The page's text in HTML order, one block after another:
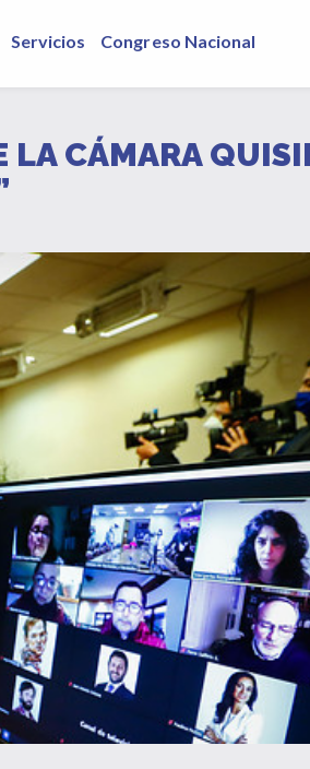
Servicios Congreso Nacional
LA CÁMARA